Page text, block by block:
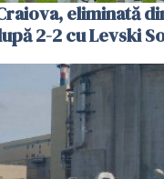
eliminată
2-2 cu Levski